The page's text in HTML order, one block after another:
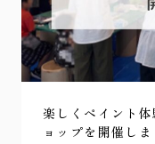
楽しくペイント
ョップを開催し